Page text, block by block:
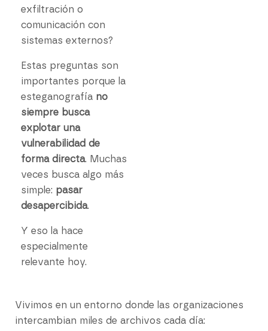
exfiltración o
comunicación con
sistemas externos?
Estas preguntas son
importantes porque la
esteganografía no
siempre busca
explotar una
vulnerabilidad de
forma directa. Muchas
veces busca algo más
simple: pasar
desapercibida.
Y eso la hace
especialmente
relevante hoy.
Vivimos en un entorno donde las organizaciones
intercambian miles de archivos cada día: